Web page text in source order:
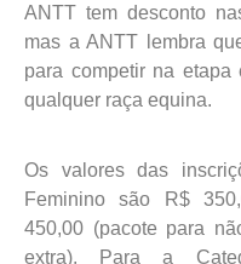
ANTT tem desconto
mas a ANTT lembra
para competir na
qualquer raça equina.
Os valores das
Feminino são R$
450,00 (pacote para
extra). Para a